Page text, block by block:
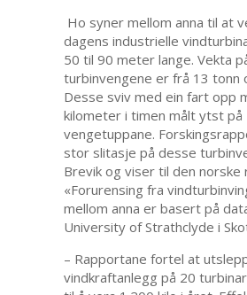
Ho syner mellom anna til at
dagens industrielle
50 til 90 meter lange. Vekta
turbinvengene er frå 13 tonn
Desse sviv med ein fart opp
kilometer i timen målt ytst på
vengetuppane.
stor slitasje på desse
Brevik og viser til den norske
«Forurensing fra
mellom anna er basert på
University of Strathclyde i
– Rapportane fortel at
vindkraftanlegg på 20